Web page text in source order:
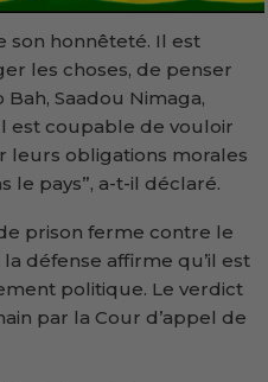
son honnêteté. Il est
les choses, de penser
Bah, Saadou Nimaga,
est coupable de vouloir
leurs obligations morales
le pays”, a-t-il déclaré.
prison ferme contre le
défense affirme qu’il est
politique. Le verdict
par la Cour d’appel de